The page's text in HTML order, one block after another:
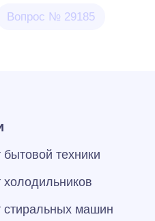
Вопрос № 29185
техники
холодильников
стиральных машин